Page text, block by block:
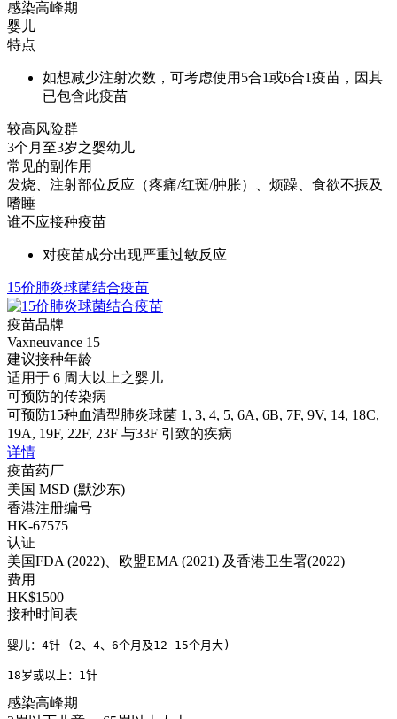
感染高峰期
婴儿
特点
如想减少注射次数，可考虑使用5合1或6合1疫苗，因其
已包含此疫苗
较高风险群
3个月至3岁之婴幼儿
常见的副作用
发烧、注射部位反应（疼痛/红斑/肿胀）、烦躁、食欲不振及
嗜睡
谁不应接种疫苗
对疫苗成分出现严重过敏反应
15价肺炎球菌结合疫苗
疫苗品牌
Vaxneuvance 15
建议接种年龄
适用于 6 周大以上之婴儿
可预防的传染病
可预防15种血清型肺炎球菌 1, 3, 4, 5, 6A, 6B, 7F, 9V, 14, 18C,
19A, 19F, 22F, 23F 与33F 引致的疾病
详情
疫苗药厂
美国 MSD (默沙东)
香港注册编号
HK-67575
认证
美国FDA (2022)、欧盟EMA (2021) 及香港卫生署(2022)
费用
HK$1500
接种时间表
婴儿：4针 (2、4、6个月及12-15个月大)
18岁或以上：1针
感染高峰期